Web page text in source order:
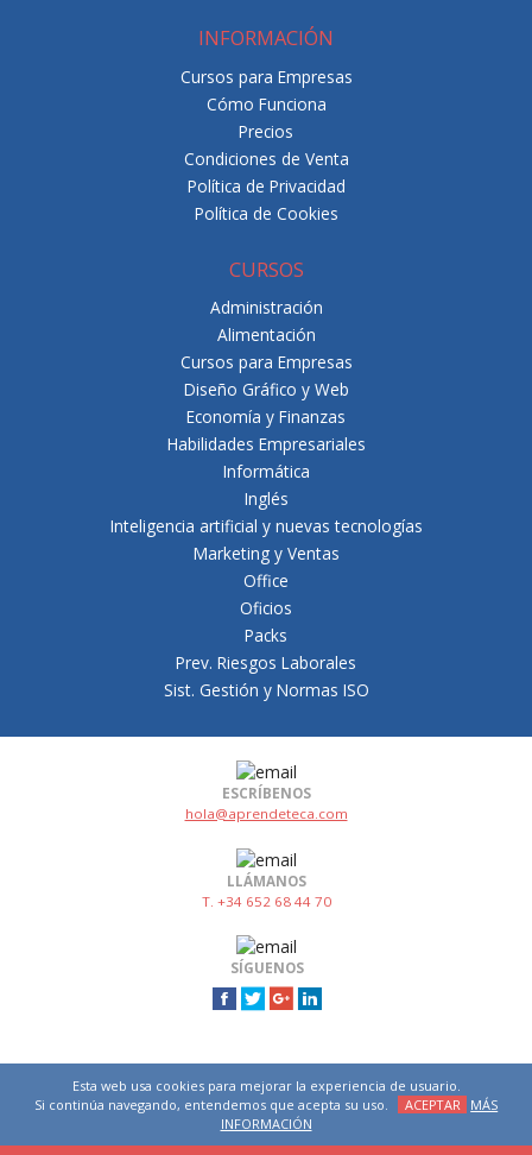
INFORMACIÓN
Cursos para Empresas
Cómo Funciona
Precios
Condiciones de Venta
Política de Privacidad
Política de Cookies
CURSOS
Administración
Alimentación
Cursos para Empresas
Diseño Gráfico y Web
Economía y Finanzas
Habilidades Empresariales
Informática
Inglés
Inteligencia artificial y nuevas tecnologías
Marketing y Ventas
Office
Oficios
Packs
Prev. Riesgos Laborales
Sist. Gestión y Normas ISO
ESCRÍBENOS
hola@aprendeteca.com
LLÁMANOS
T. +34 652 68 44 70
SÍGUENOS
Esta web usa cookies para mejorar la experiencia de usuario.
Si continúa navegando, entendemos que acepta su uso.
ACEPTAR
MÁS
INFORMACIÓN